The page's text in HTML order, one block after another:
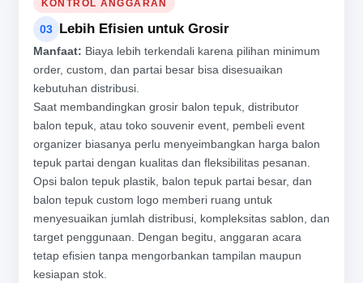
KONTROL ANGGARAN
03 Lebih Efisien untuk Grosir
Manfaat: Biaya lebih terkendali karena pilihan minimum
order, custom, dan partai besar bisa disesuaikan
kebutuhan distribusi.
Saat membandingkan grosir balon tepuk, distributor
balon tepuk, atau toko souvenir event, pembeli event
organizer biasanya perlu menyeimbangkan harga balon
tepuk partai dengan kualitas dan fleksibilitas pesanan.
Opsi balon tepuk plastik, balon tepuk partai besar, dan
balon tepuk custom logo memberi ruang untuk
menyesuaikan jumlah distribusi, kompleksitas sablon, dan
target penggunaan. Dengan begitu, anggaran acara
tetap efisien tanpa mengorbankan tampilan maupun
kesiapan stok.